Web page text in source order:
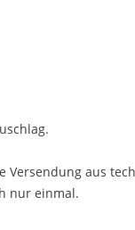
aus
nur einmal.